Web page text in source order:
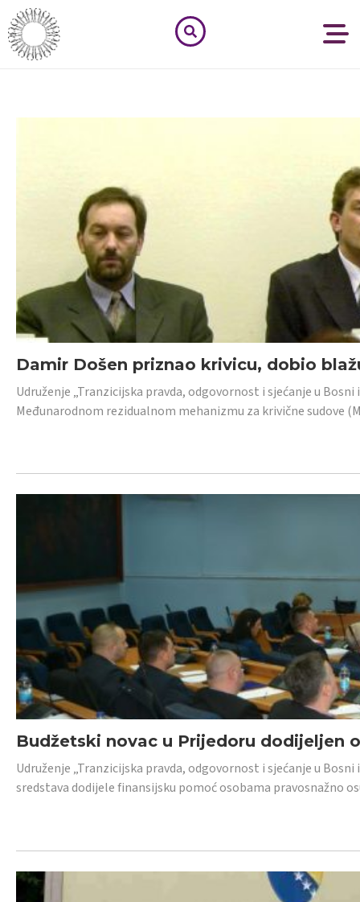
Damir Došen priznao krivicu, dobio
Udruženje „Tranzicijska pravda, odgovornost i sjećanje u
Međunarodnom rezidualnom mehanizmu za krivične sudove
Budžetski novac u Prijedoru dodijeljen
Udruženje „Tranzicijska pravda, odgovornost i sjećanje u
sredstava dodijele finansijsku pomoć osobama pravosnažno